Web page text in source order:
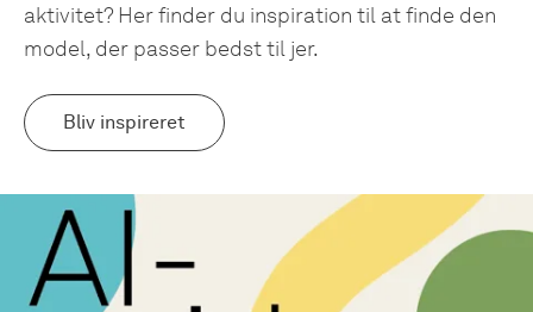
aktivitet? Her finder du inspiration til at finde den
model, der passer bedst til jer.
Bliv inspireret